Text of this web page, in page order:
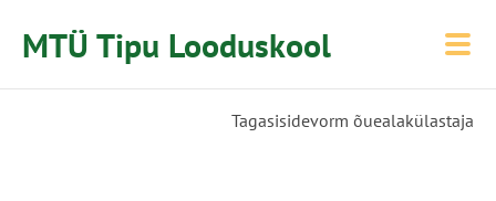
MTÜ Tipu Looduskool
Tagasisidevorm õuealakülastaja